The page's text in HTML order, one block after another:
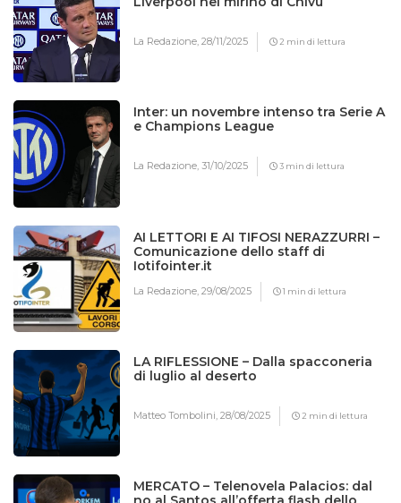
La Redazione,28/11/2025 2 min di lettura
Inter: un novembre intenso tra Serie A
e Champions League
La Redazione,31/10/2025 3 min di lettura
AI LETTORI E AI TIFOSI NERAZZURRI –
Comunicazione dello staff di
Iotifointer.it
La Redazione,29/08/2025 1 min di lettura
LA RIFLESSIONE – Dalla spacconeria
di luglio al deserto
Matteo Tombolini,28/08/2025 2 min di lettura
MERCATO – Telenovela Palacios: dal